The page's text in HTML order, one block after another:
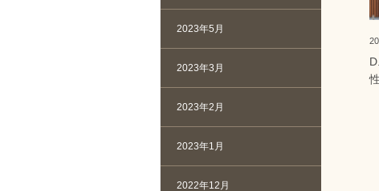
2023年5月
2023年3月
2023年2月
2023年1月
2022年12月